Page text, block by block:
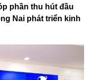
phần thu hút đầu
Nai phát triển kinh